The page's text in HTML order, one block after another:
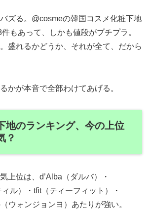
ズる。@cosmeの韓国コスメ化粧下地
もあって、しかも値段がプチプラ。
盛れるかどうか、それが全て、だから
かが本音で全部わけてあげる。
地のランキング、今の上位
？
上位は、d’Alba（ダルバ）・
ル）・tfit（ティーフィット）・
ウォンジョンヨ）あたりが強い。